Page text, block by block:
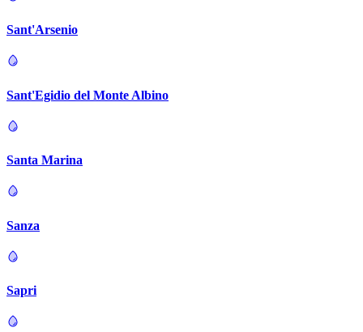
Sant'Arsenio
Sant'Egidio del Monte Albino
Santa Marina
Sanza
Sapri